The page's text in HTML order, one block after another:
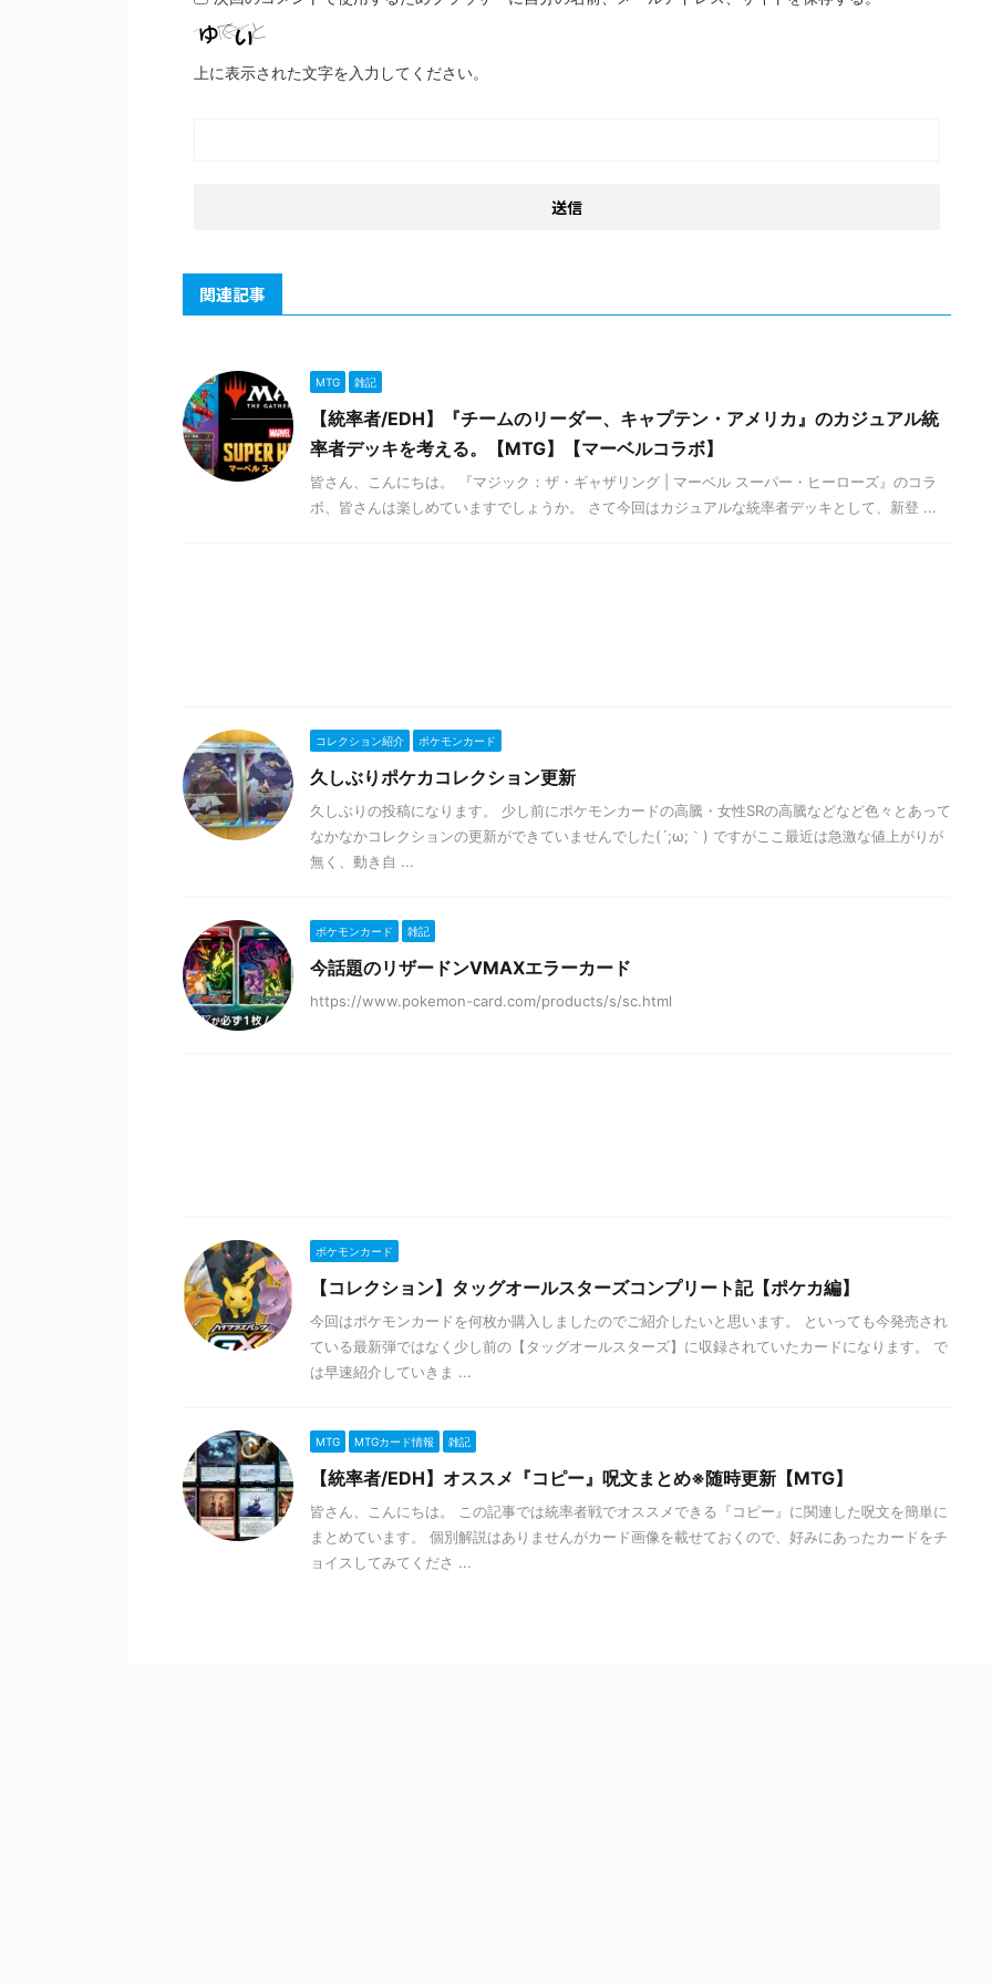
上に表示された文字を入力してください。
関連記事
MTG 雑記
【統率者/EDH】『チームのリーダー、キャプテン・アメリカ』のカジュアル統
率者デッキを考える。【MTG】【マーベルコラボ】
皆さん、こんにちは。 『マジック：ザ・ギャザリング | マーベル スーパー・ヒーローズ』のコラ
ボ、皆さんは楽しめていますでしょうか。 さて今回はカジュアルな統率者デッキとして、新登 ...
コレクション紹介 ポケモンカード
久しぶりポケカコレクション更新
久しぶりの投稿になります。 少し前にポケモンカードの高騰・女性SRの高騰などなど色々とあって
なかなかコレクションの更新ができていませんでした(´;ω;｀) ですがここ最近は急激な値上がりが
無く、動き自 ...
ポケモンカード 雑記
今話題のリザードンVMAXエラーカード
https://www.pokemon-card.com/products/s/sc.html
ポケモンカード
【コレクション】タッグオールスターズコンプリート記【ポケカ編】
今回はポケモンカードを何枚か購入しましたのでご紹介したいと思います。 といっても今発売され
ている最新弾ではなく少し前の【タッグオールスターズ】に収録されていたカードになります。 で
は早速紹介していきま ...
MTG MTGカード情報 雑記
【統率者/EDH】オススメ『コピー』呪文まとめ※随時更新【MTG】
皆さん、こんにちは。 この記事では統率者戦でオススメできる『コピー』に関連した呪文を簡単に
まとめています。 個別解説はありませんがカード画像を載せておくので、好みにあったカードをチ
ョイスしてみてくださ ...